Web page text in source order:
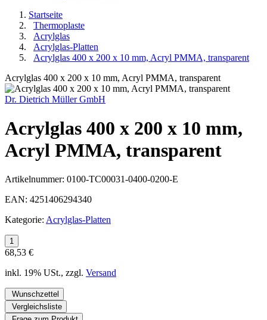
Startseite
Thermoplaste
Acrylglas
Acrylglas-Platten
Acrylglas 400 x 200 x 10 mm, Acryl PMMA, transparent
Acrylglas 400 x 200 x 10 mm, Acryl PMMA, transparent
Dr. Dietrich Müller GmbH
Acrylglas 400 x 200 x 10 mm,
Acryl PMMA, transparent
Artikelnummer: 0100-TC00031-0400-0200-E
EAN: 4251406294340
Kategorie: Acrylglas-Platten
68,53 €
inkl. 19% USt., zzgl. Versand
Wunschzettel
Vergleichsliste